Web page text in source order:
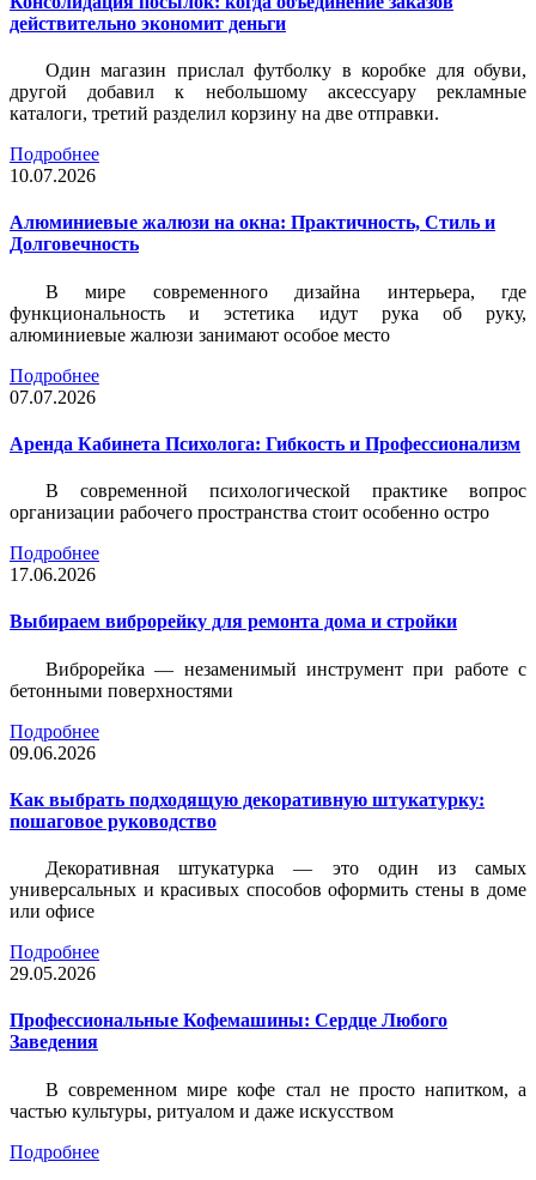
действительно экономит деньги
Один магазин прислал футболку в коробке для обуви,
другой добавил к небольшому аксессуару рекламные
каталоги, третий разделил корзину на две отправки.
Подробнее
10.07.2026
Алюминиевые жалюзи на окна: Практичность, Стиль и
Долговечность
В мире современного дизайна интерьера, где
функциональность и эстетика идут рука об руку,
алюминиевые жалюзи занимают особое место
Подробнее
07.07.2026
Аренда Кабинета Психолога: Гибкость и Профессионализм
В современной психологической практике вопрос
организации рабочего пространства стоит особенно остро
Подробнее
17.06.2026
Выбираем виброрейку для ремонта дома и стройки
Виброрейка — незаменимый инструмент при работе с
бетонными поверхностями
Подробнее
09.06.2026
Как выбрать подходящую декоративную штукатурку:
пошаговое руководство
Декоративная штукатурка — это один из самых
универсальных и красивых способов оформить стены в доме
или офисе
Подробнее
29.05.2026
Профессиональные Кофемашины: Сердце Любого
Заведения
В современном мире кофе стал не просто напитком, а
частью культуры, ритуалом и даже искусством
Подробнее